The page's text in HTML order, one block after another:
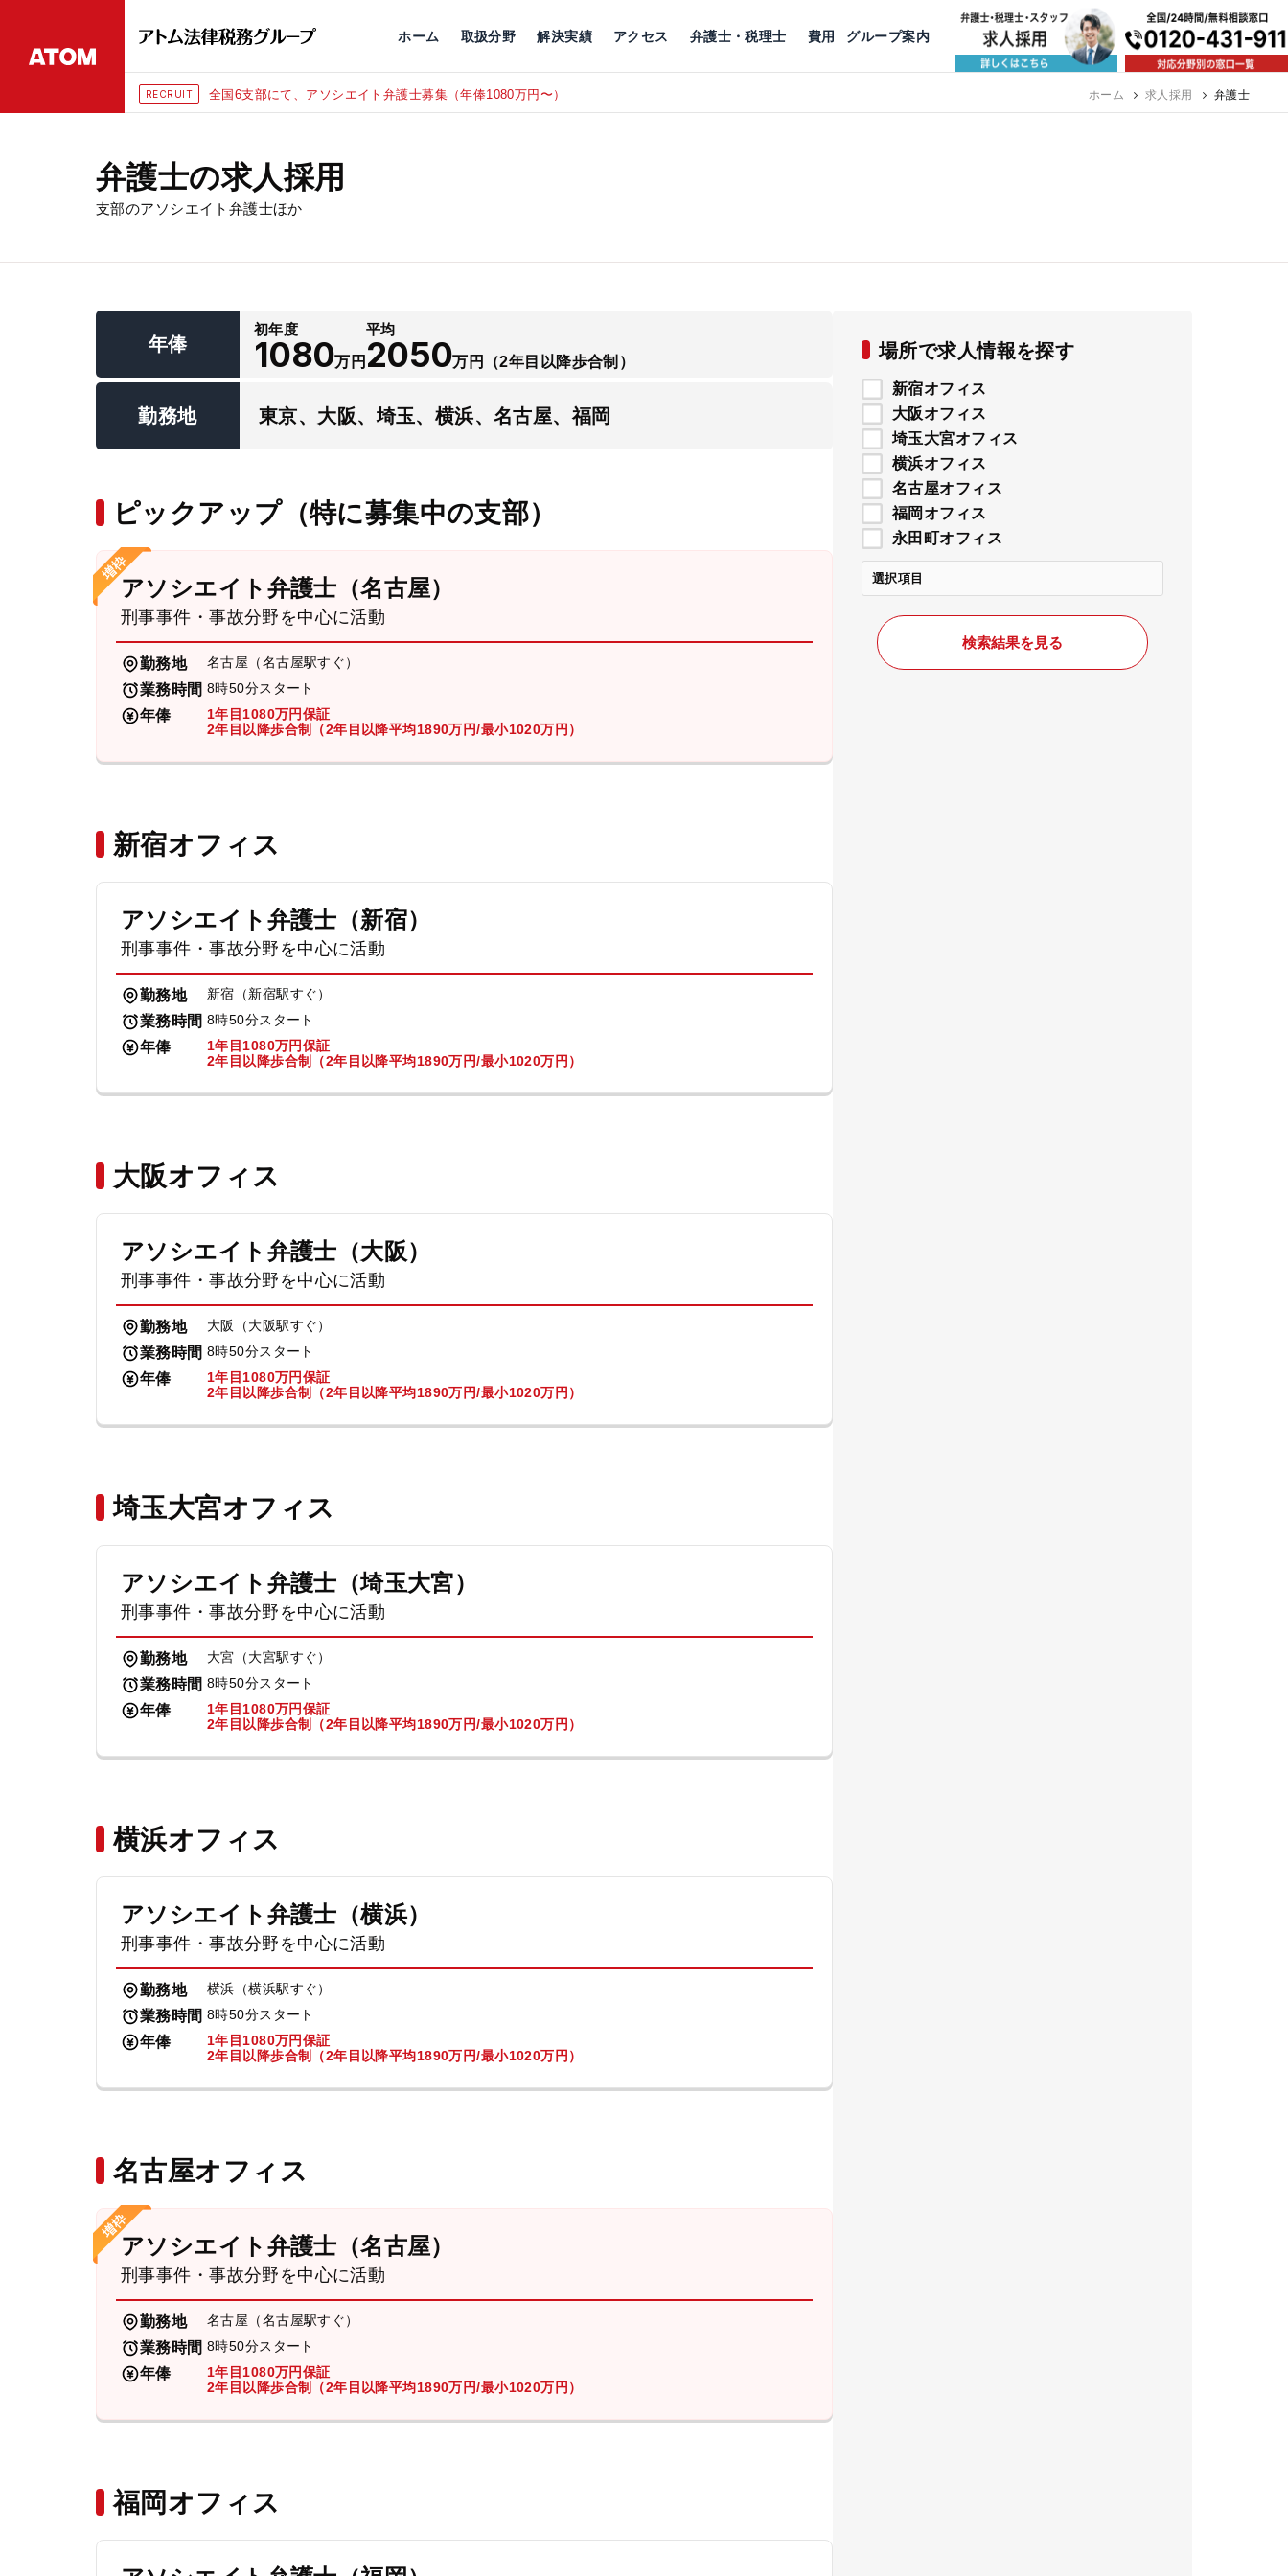
ホーム 取扱分野
公益活動
解決実績 アクセス
京都 神戸 福岡
弁護士・税理士 費用 グループ案内
RECRUIT 全国6支部にて、アソシエイト弁護士募集（年俸1080万円〜）
弁護士の求人採用
支部のアソシエイト弁護士ほか
場所で求人情報を探す
新宿オフィス
大阪オフィス
埼玉大宮オフィス
横浜オフィス
名古屋オフィス
福岡オフィス
永田町オフィス
選択項目
検索結果を見る
年俸
初年度
1080万円
平均
2050万円 （2年目以降歩合制）
勤務地 東京、大阪、埼玉、横浜、名古屋、福岡
ピックアップ（特に募集中の支部）
アソシエイト弁護士（名古屋）
刑事事件・事故分野を中心に活動
勤務地 名古屋（名古屋駅すぐ）
業務時間 8時50分スタート
年俸
1年目1080万円保証
2年目以降歩合制（2年目以降平均1890万円/最小1020万円）
新宿オフィス
アソシエイト弁護士（新宿）
刑事事件・事故分野を中心に活動
勤務地 新宿（新宿駅すぐ）
業務時間 8時50分スタート
年俸
1年目1080万円保証
2年目以降歩合制（2年目以降平均1890万円/最小1020万円）
大阪オフィス
アソシエイト弁護士（大阪）
刑事事件・事故分野を中心に活動
勤務地 大阪（大阪駅すぐ）
業務時間 8時50分スタート
年俸
1年目1080万円保証
2年目以降歩合制（2年目以降平均1890万円/最小1020万円）
埼玉大宮オフィス
アソシエイト弁護士（埼玉大宮）
刑事事件・事故分野を中心に活動
勤務地 大宮（大宮駅すぐ）
業務時間 8時50分スタート
年俸
1年目1080万円保証
2年目以降歩合制（2年目以降平均1890万円/最小1020万円）
横浜オフィス
アソシエイト弁護士（横浜）
刑事事件・事故分野を中心に活動
勤務地 横浜（横浜駅すぐ）
業務時間 8時50分スタート
年俸
1年目1080万円保証
2年目以降歩合制（2年目以降平均1890万円/最小1020万円）
名古屋オフィス
アソシエイト弁護士（名古屋）
刑事事件・事故分野を中心に活動
勤務地 名古屋（名古屋駅すぐ）
業務時間 8時50分スタート
年俸
1年目1080万円保証
2年目以降歩合制（2年目以降平均1890万円/最小1020万円）
福岡オフィス
ホーム 求人採用 弁護士